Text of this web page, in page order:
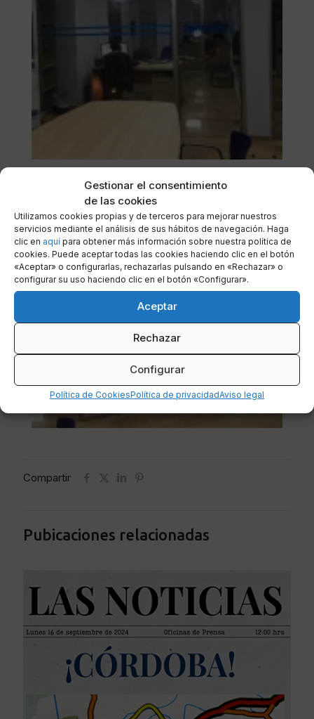
Gestionar el consentimiento
de las cookies
Utilizamos cookies propias y de terceros para mejorar nuestros
servicios mediante el análisis de sus hábitos de navegación. Haga
clic en aquí para obtener más información sobre nuestra política de
cookies. Puede aceptar todas las cookies haciendo clic en el botón
«Aceptar» o configurarlas, rechazarlas pulsando en «Rechazar» o
configurar su uso haciendo clic en el botón «Configurar».
Aceptar
Rechazar
Configurar
Política de CookiesPolítica de privacidadAviso legal
Compartir
Pubicaciones relacionadas